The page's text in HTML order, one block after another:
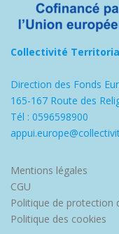
Collectivité
Direction des Fonds
165-167 Route des
Tél : 0596598900
Mentions légales
CGU
Politique de protection
Politique des cookies